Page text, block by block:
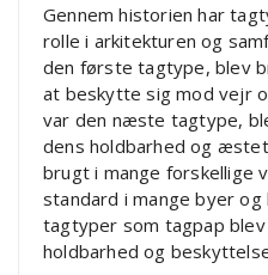
Gennem historien har
rolle i arkitekturen og
den første tagtype, blev
at beskytte sig mod vejr
var den næste tagtype,
dens holdbarhed og
brugt i mange forskellige
standard i mange byer og
tagtyper som tagpap
holdbarhed og